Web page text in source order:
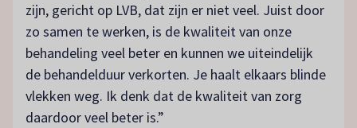
zijn, gericht op LVB, dat zijn er niet veel. Juist door
zo samen te werken, is de kwaliteit van onze
behandeling veel beter en kunnen we uiteindelijk
de behandelduur verkorten. Je haalt elkaars blinde
vlekken weg. Ik denk dat de kwaliteit van zorg
daardoor veel beter is.”